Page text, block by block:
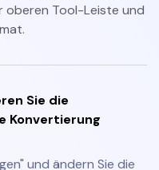
oberen Tool-Leiste und
Sie die
Konvertierung
und ändern Sie die